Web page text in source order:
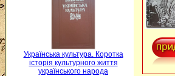
Українська культура. Коротка
історія культурного життя
українського народа